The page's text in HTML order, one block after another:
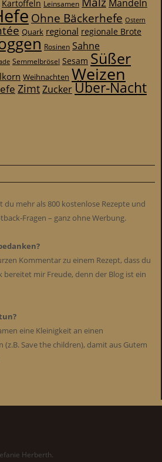
Kartoffeln Leinsamen Mandeln
Ohne Bäckerhefe Ostern
Quark regional regionale Brote
Rosinen Sahne
Semmelbrösel Sesam Süßer
Weihnachten Weizen
ZimtZuckerÜber-Nacht
du mehr als 800 kostenlose Rezepte und
Fragen – ganz ohne Werbung.
Kommentar zu einem Rezept, dass du
bereitet mir Freude, denn der Blog ist ein
eine Kleinigkeit an einen
Save the children), damit aus Gutem
Herberth.